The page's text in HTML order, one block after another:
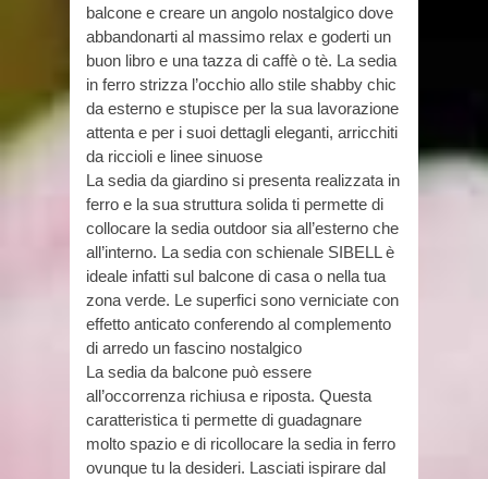
balcone e creare un angolo nostalgico dove
abbandonarti al massimo relax e goderti un
buon libro e una tazza di caffè o tè. La sedia
in ferro strizza l’occhio allo stile shabby chic
da esterno e stupisce per la sua lavorazione
attenta e per i suoi dettagli eleganti, arricchiti
da riccioli e linee sinuose
La sedia da giardino si presenta realizzata in
ferro e la sua struttura solida ti permette di
collocare la sedia outdoor sia all’esterno che
all’interno. La sedia con schienale SIBELL è
ideale infatti sul balcone di casa o nella tua
zona verde. Le superfici sono verniciate con
effetto anticato conferendo al complemento
di arredo un fascino nostalgico
La sedia da balcone può essere
all’occorrenza richiusa e riposta. Questa
caratteristica ti permette di guadagnare
molto spazio e di ricollocare la sedia in ferro
ovunque tu la desideri. Lasciati ispirare dal